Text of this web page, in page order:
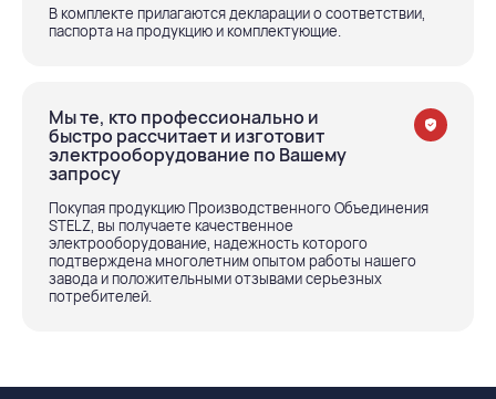
В комплекте прилагаются декларации о соответствии,
паспорта на продукцию и комплектующие.
Мы те, кто профессионально и
быстро рассчитает и изготовит
электрооборудование по Вашему
запросу
Покупая продукцию Производственного Объединения
STELZ, вы получаете качественное
электрооборудование, надежность которого
подтверждена многолетним опытом работы нашего
завода и положительными отзывами серьезных
потребителей.